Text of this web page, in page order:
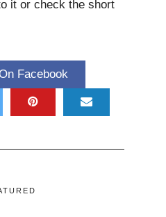
it or check the short
Facebook